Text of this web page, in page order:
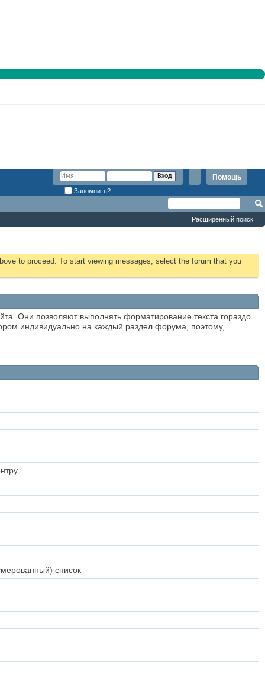
Помощь
Запомнить?
Расширенный поиск
to proceed. To start viewing messages, select the forum that you
Они позволяют выполнять форматирование текста гораздо
индивидуально на каждый раздел форума, поэтому,
список